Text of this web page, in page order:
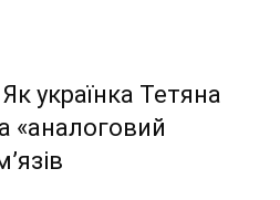
українка Тетяна
«аналоговий